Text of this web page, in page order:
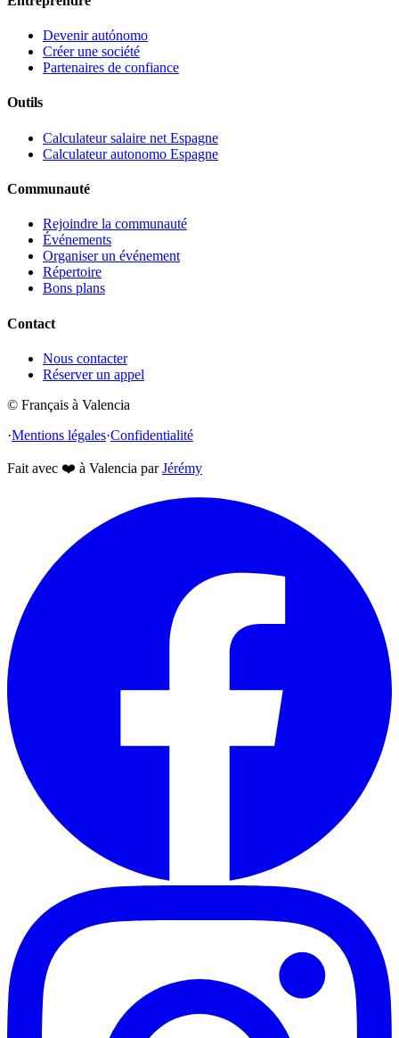
Devenir autónomo
Créer une société
Partenaires de confiance
Outils
Calculateur salaire net Espagne
Calculateur autonomo Espagne
Communauté
Rejoindre la communauté
Événements
Organiser un événement
Répertoire
Bons plans
Contact
Nous contacter
Réserver un appel
© Français à Valencia
·Mentions légales·Confidentialité
Fait avec ❤️ à Valencia par Jérémy